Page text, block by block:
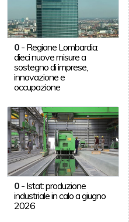
0 - Regione Lombardia:
dieci nuove misure a
sostegno di imprese,
innovazione e
occupazione
0 - Istat: produzione
industriale in calo a giugno
2026